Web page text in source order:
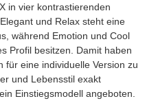
in vier kontrastierenden
und Relax steht eine
während Emotion und Cool
Profil besitzen. Damit haben
für eine individuelle Version zu
und Lebensstil exakt
Einstiegsmodell angeboten.